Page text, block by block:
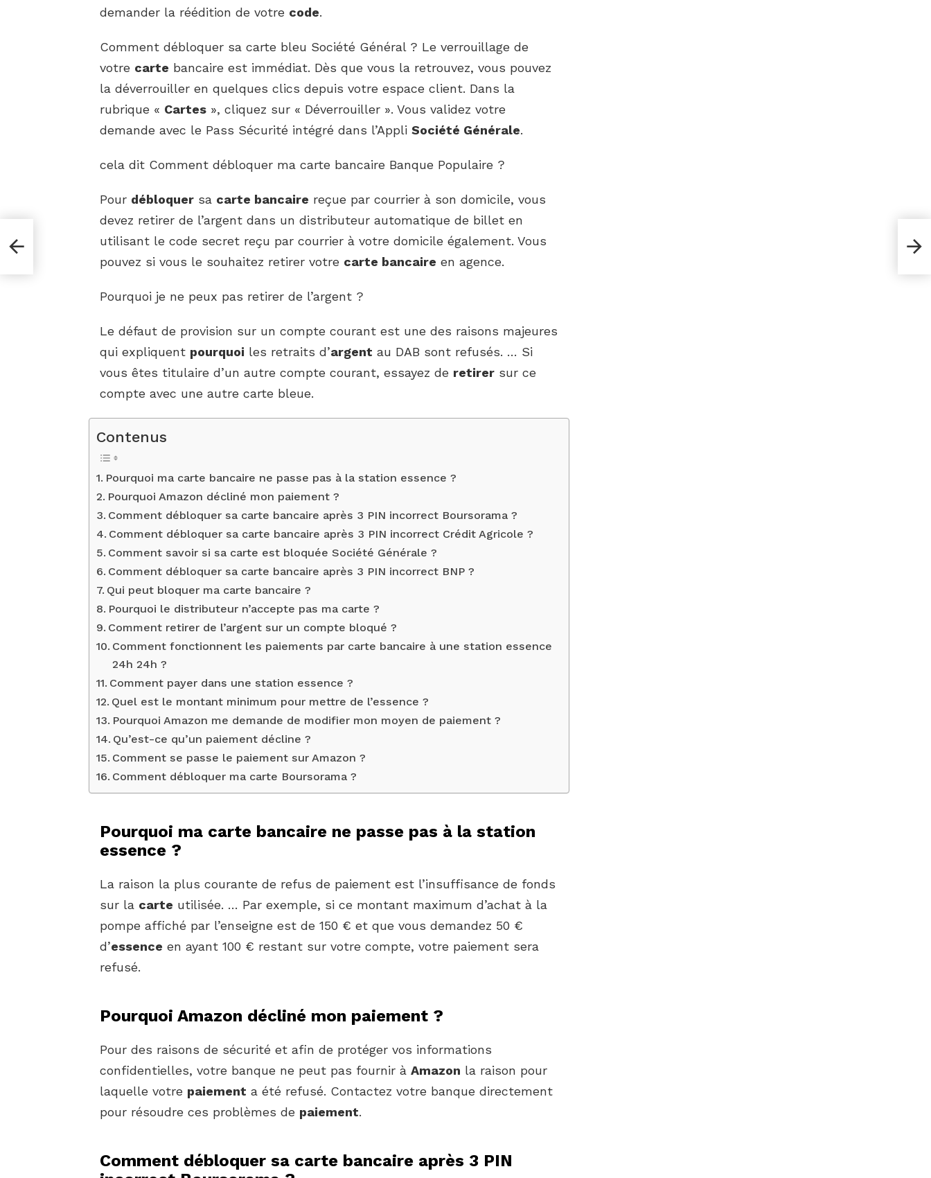
demander la réédition de votre code.
Comment débloquer sa carte bleu Société Général ? Le verrouillage de
votre carte bancaire est immédiat. Dès que vous la retrouvez, vous pouvez
la déverrouiller en quelques clics depuis votre espace client. Dans la
rubrique « Cartes », cliquez sur « Déverrouiller ». Vous validez votre
demande avec le Pass Sécurité intégré dans l’Appli Société Générale.
cela dit Comment débloquer ma carte bancaire Banque Populaire ?
Pour débloquer sa carte bancaire reçue par courrier à son domicile, vous
devez retirer de l’argent dans un distributeur automatique de billet en
utilisant le code secret reçu par courrier à votre domicile également. Vous
pouvez si vous le souhaitez retirer votre carte bancaire en agence.
Pourquoi je ne peux pas retirer de l’argent ?
Le défaut de provision sur un compte courant est une des raisons majeures
qui expliquent pourquoi les retraits d’argent au DAB sont refusés. … Si
vous êtes titulaire d’un autre compte courant, essayez de retirer sur ce
compte avec une autre carte bleue.
Contenus
Pourquoi ma carte bancaire ne passe pas à la station essence ?
Pourquoi Amazon décliné mon paiement ?
Comment débloquer sa carte bancaire après 3 PIN incorrect Boursorama ?
Comment débloquer sa carte bancaire après 3 PIN incorrect Crédit Agricole ?
Comment savoir si sa carte est bloquée Société Générale ?
Comment débloquer sa carte bancaire après 3 PIN incorrect BNP ?
Qui peut bloquer ma carte bancaire ?
Pourquoi le distributeur n’accepte pas ma carte ?
Comment retirer de l’argent sur un compte bloqué ?
Comment fonctionnent les paiements par carte bancaire à une station essence
24h 24h ?
Comment payer dans une station essence ?
Quel est le montant minimum pour mettre de l’essence ?
Pourquoi Amazon me demande de modifier mon moyen de paiement ?
Qu’est-ce qu’un paiement décline ?
Comment se passe le paiement sur Amazon ?
Comment débloquer ma carte Boursorama ?
Pourquoi ma carte bancaire ne passe pas à la station
essence ?
La raison la plus courante de refus de paiement est l’insuffisance de fonds
sur la carte utilisée. … Par exemple, si ce montant maximum d’achat à la
pompe affiché par l’enseigne est de 150 € et que vous demandez 50 €
d’essence en ayant 100 € restant sur votre compte, votre paiement sera
refusé.
Pourquoi Amazon décliné mon paiement ?
Pour des raisons de sécurité et afin de protéger vos informations
confidentielles, votre banque ne peut pas fournir à Amazon la raison pour
laquelle votre paiement a été refusé. Contactez votre banque directement
pour résoudre ces problèmes de paiement.
Comment débloquer sa carte bancaire après 3 PIN